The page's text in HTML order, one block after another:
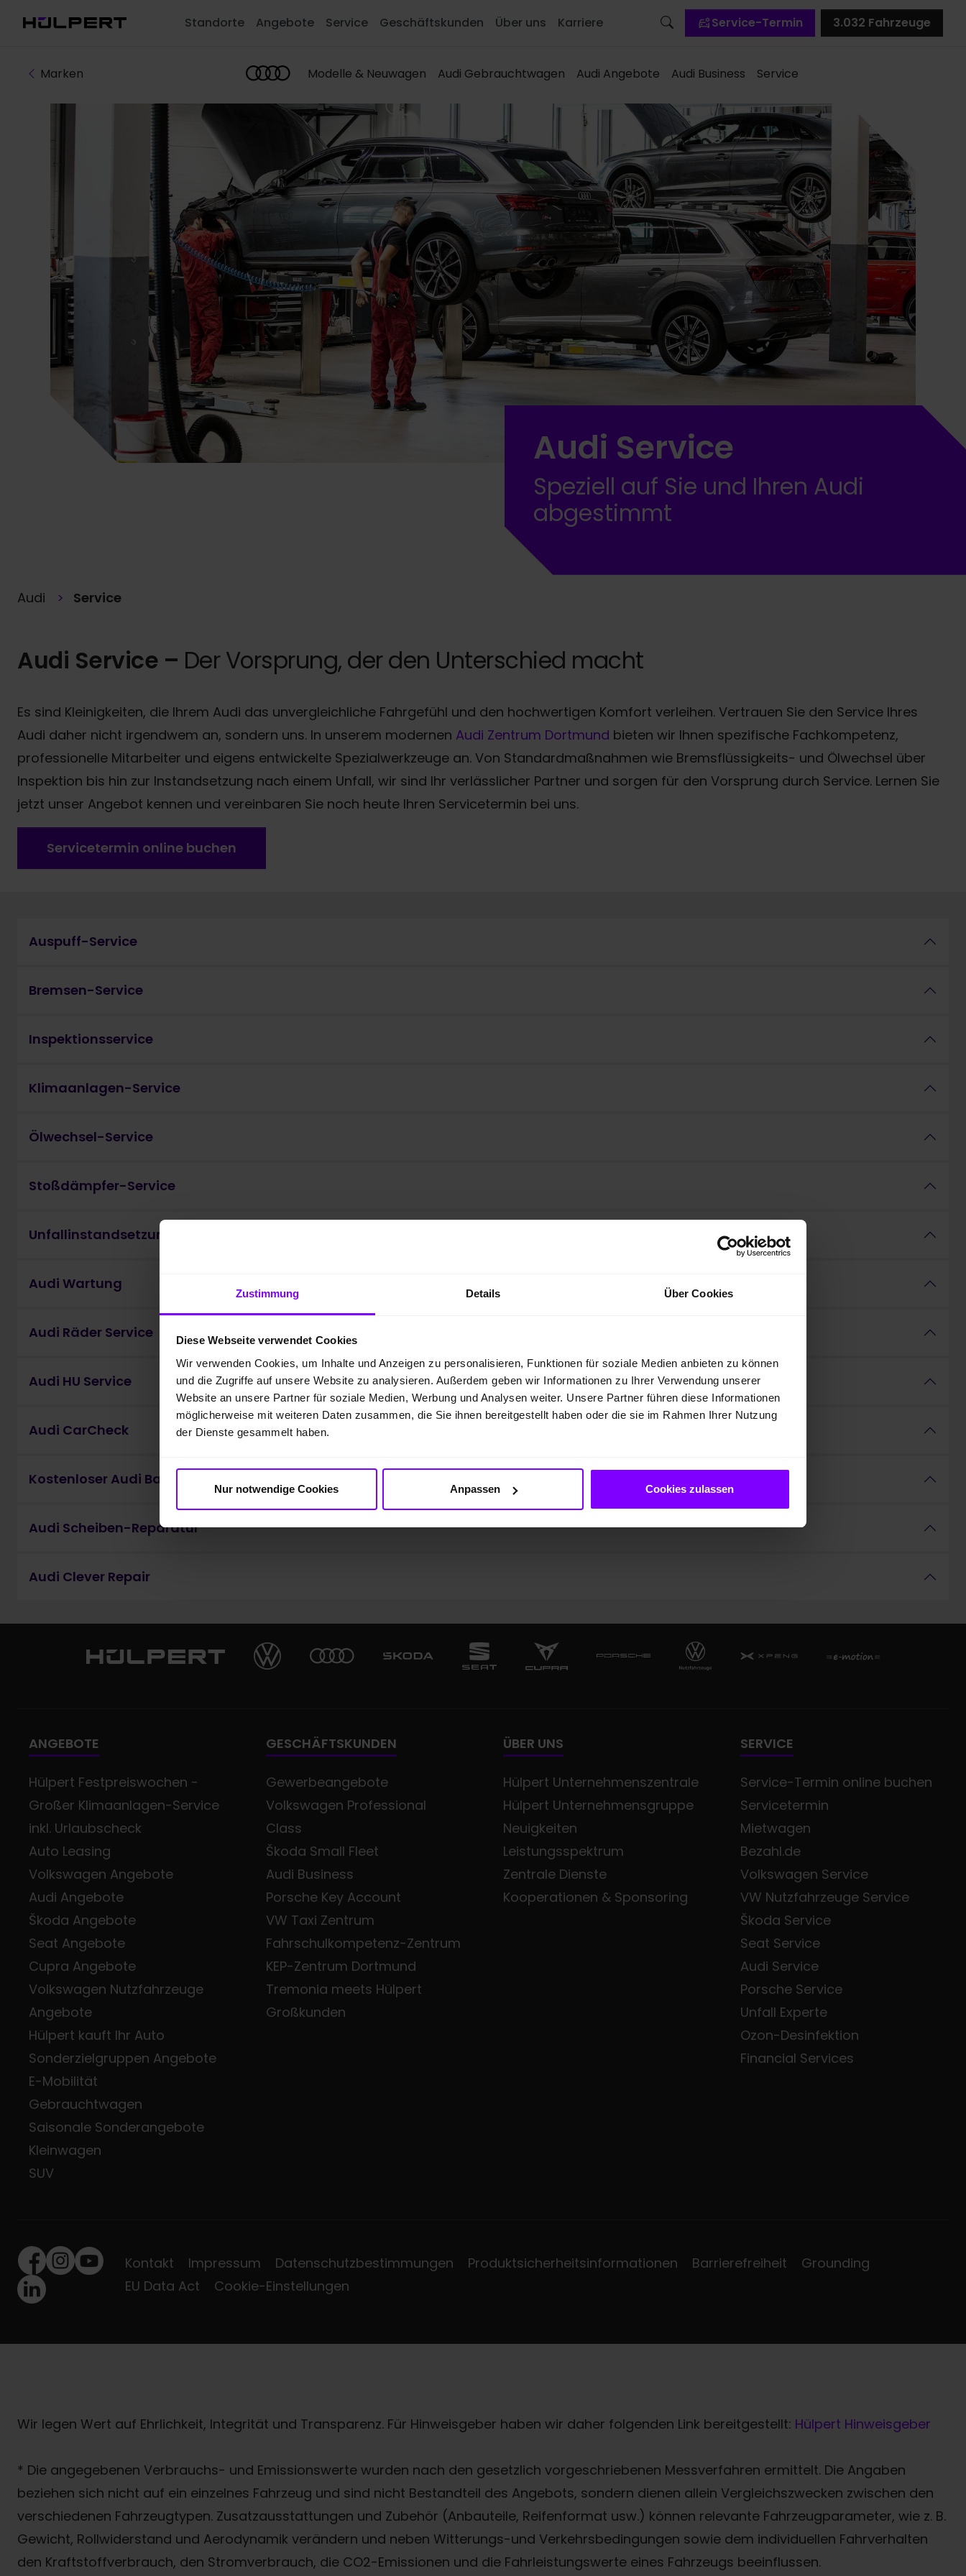
Zustimmung Details Über Cookies
Diese Webseite verwendet Cookies
Wir verwenden Cookies, um Inhalte und Anzeigen zu personalisieren, Funktionen für soziale Medien anbieten zu können
und die Zugriffe auf unsere Website zu analysieren. Außerdem geben wir Informationen zu Ihrer Verwendung unserer
Website an unsere Partner für soziale Medien, Werbung und Analysen weiter. Unsere Partner führen diese Informationen
möglicherweise mit weiteren Daten zusammen, die Sie ihnen bereitgestellt haben oder die sie im Rahmen Ihrer Nutzung
der Dienste gesammelt haben.
Nur notwendige Cookies Anpassen Cookies zulassen
Standorte Angebote Service Geschäftskunden Über uns Karriere Service-Termin Fahrzeuge
3.032
Marken Modelle & Neuwagen Audi Gebrauchtwagen Audi Angebote Audi Business Service
Audi Service
Speziell auf Sie und Ihren Audi
abgestimmt
Audi Service
Audi Service – Der Vorsprung, der den Unterschied macht
Es sind Kleinigkeiten, die Ihrem Audi das unvergleichliche Fahrgefühl und den hochwertigen Komfort verleihen. Vertrauen Sie den Service Ihres
Audi daher nicht irgendwem an, sondern uns. In unserem modernen Audi Zentrum Dortmund bieten wir Ihnen spezifische Fachkompetenz,
professionelle Mitarbeiter und eigens entwickelte Spezialwerkzeuge an. Von Standardmaßnahmen wie Bremsflüssigkeits- und Ölwechsel über
Inspektion bis hin zur Instandsetzung nach einem Unfall, wir sind Ihr verlässlicher Partner und sorgen für den Vorsprung durch Service. Lernen Sie
jetzt unser Angebot kennen und vereinbaren Sie noch heute Ihren Servicetermin bei uns.
Servicetermin online buchen
Auspuff-Service
Bremsen-Service
Inspektionsservice
Klimaanlagen-Service
Ölwechsel-Service
Stoßdämpfer-Service
Unfallinstandsetzungsservice
Audi Wartung
Audi Räder Service
Audi HU Service
Audi CarCheck
Kostenloser Audi Batteriecheck
Audi Scheiben-Reparatur
Audi Clever Repair
ANGEBOTE
Hülpert Festpreiswochen -
Großer Klimaanlagen-Service
inkl. Urlaubscheck
Auto Leasing
Volkswagen Angebote
Audi Angebote
Škoda Angebote
Seat Angebote
Cupra Angebote
Volkswagen Nutzfahrzeuge
Angebote
Hülpert kauft Ihr Auto
Sonderzielgruppen Angebote
E-Mobilität
Gebrauchtwagen
Saisonale Sonderangebote
Kleinwagen
SUV
GESCHÄFTSKUNDEN
Gewerbeangebote
Volkswagen Professional
Class
Škoda Small Fleet
Audi Business
Porsche Key Account
VW Taxi Zentrum
Fahrschulkompetenz-Zentrum
KEP-Zentrum Dortmund
Tremonia meets Hülpert
Großkunden
ÜBER UNS
Hülpert Unternehmenszentrale
Hülpert Unternehmensgruppe
Neuigkeiten
Leistungsspektrum
Zentrale Dienste
Kooperationen & Sponsoring
SERVICE
Service-Termin online buchen
Servicetermin
Mietwagen
Bezahl.de
Volkswagen Service
VW Nutzfahrzeuge Service
Škoda Service
Seat Service
Audi Service
Porsche Service
Unfall Experte
Ozon-Desinfektion
Financial Services
Facebook
Instagram
Youtube
LinkedIn
Kontakt Impressum Datenschutzbestimmungen Produktsicherheitsinformationen Barrierefreiheit
Grounding
EU Data Act
Cookie-Einstellungen
Wir legen Wert auf Ehrlichkeit, Integrität und Transparenz. Für Hinweisgeber haben wir daher folgenden Link bereitgestellt: Hülpert Hinweisgeber
* Die angegebenen Verbrauchs- und Emissionswerte wurden nach den gesetzlich vorgeschriebenen Messverfahren ermittelt. Die Angaben
beziehen sich nicht auf ein einzelnes Fahrzeug und sind nicht Bestandteil des Angebots, sondern dienen allein Vergleichszwecken zwischen den
verschiedenen Fahrzeugtypen. Zusatzausstattungen und Zubehör (Anbauteile, Reifenformat usw.) können relevante Fahrzeugparameter, wie z. B.
Gewicht, Rollwiderstand und Aerodynamik verändern und neben Witterungs-und Verkehrsbedingungen sowie dem individuellen Fahrverhalten
den Kraftstoffverbrauch, den Stromverbrauch, die CO2-Emissionen und die Fahrleistungswerte eines Fahrzeugs beeinflussen.